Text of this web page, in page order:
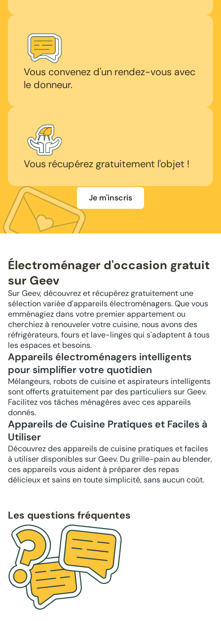
Vous convenez d'un rendez-vous avec
le donneur.
Vous récupérez gratuitement l'objet !
Je m'inscris
Électroménager d'occasion gratuit
sur Geev
Sur Geev, découvrez et récupérez gratuitement une
sélection variée d'appareils électroménagers. Que vous
emménagiez dans votre premier appartement ou
cherchiez à renouveler votre cuisine, nous avons des
réfrigérateurs, fours et lave-linges qui s'adaptent à tous
les espaces et besoins.
Appareils électroménagers intelligents
pour simplifier votre quotidien
Mélangeurs, robots de cuisine et aspirateurs intelligents
sont offerts gratuitement par des particuliers sur Geev.
Facilitez vos tâches ménagères avec ces appareils
donnés.
Appareils de Cuisine Pratiques et Faciles à
Utiliser
Découvrez des appareils de cuisine pratiques et faciles
à utiliser disponibles sur Geev. Du grille-pain au blender,
ces appareils vous aident à préparer des repas
délicieux et sains en toute simplicité, sans aucun coût.
Les questions fréquentes